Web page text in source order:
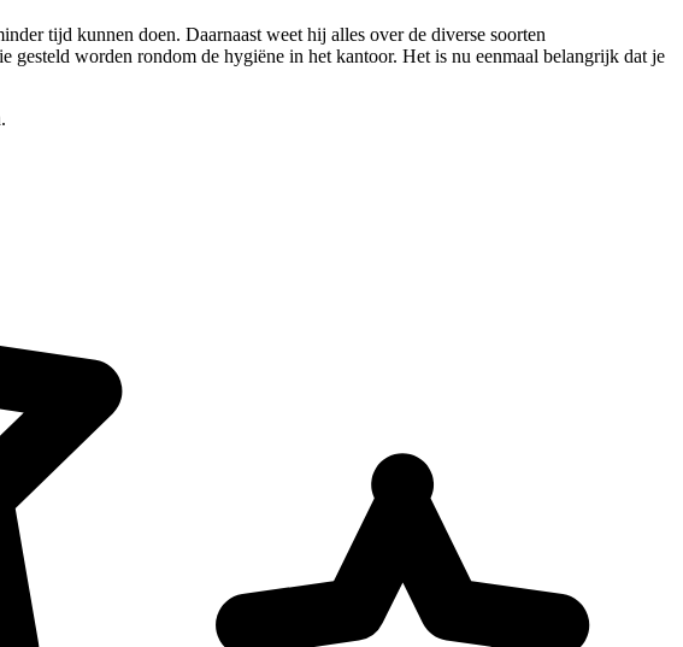
tijd kunnen doen. Daarnaast weet hij alles over de diverse soorten
worden rondom de hygiëne in het kantoor. Het is nu eenmaal belangrijk dat je